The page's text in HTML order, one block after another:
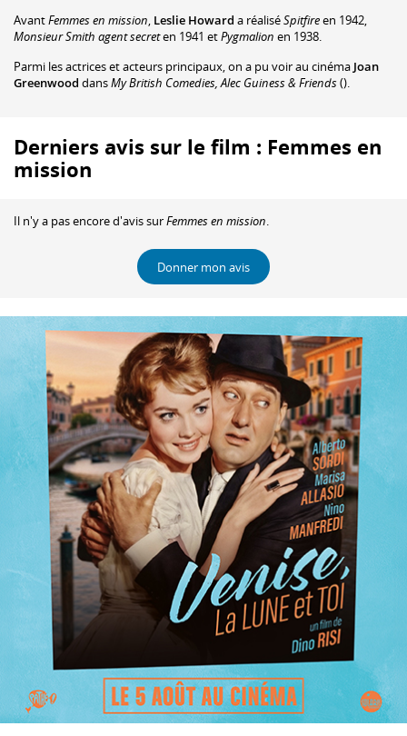
AvantFemmes en mission, Leslie Howard a réaliséSpitfireen 1942,
Monsieur Smith agent secreten 1941 etPygmalion en 1938.
Parmi les actrices et acteurs principaux, on a pu voir au cinéma Joan
Greenwood dansMy British Comedies, Alec Guiness & Friends().
Derniers avis sur le film : Femmes en
mission
Il n'y a pas encore d'avis surFemmes en mission.
Donner mon avis